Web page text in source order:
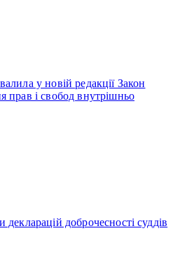
у новій редакції Закон
прав і свобод внутрішньо
доброчесності суддів